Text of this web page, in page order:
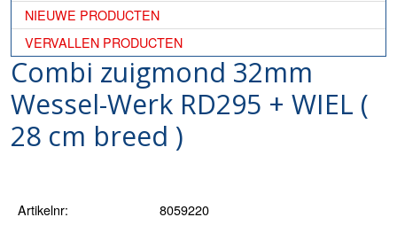
NIEUWE PRODUCTEN
VERVALLEN PRODUCTEN
Combi zuigmond 32mm
Wessel-Werk RD295 + WIEL (
28 cm breed )
Artikelnr:
8059220